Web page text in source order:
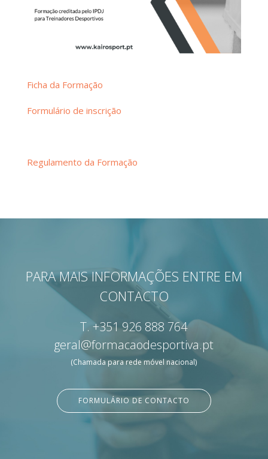
Ficha da Formação
Formulário de inscrição
Regulamento da Formação
PARA MAIS INFORMAÇÕES ENTRE EM
CONTACTO
T.+351 926 888 764
geral@formacaodesportiva.pt
(Chamada para rede móvel nacional)
FORMULÁRIO DE CONTACTO